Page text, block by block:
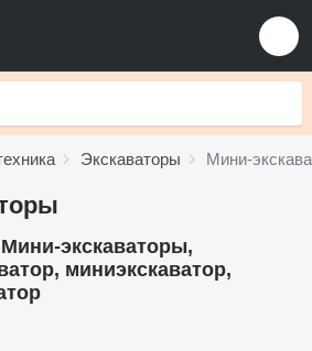
Экскаваторы Мини-
Мини-экскаваторы,
миниэкскаватор,